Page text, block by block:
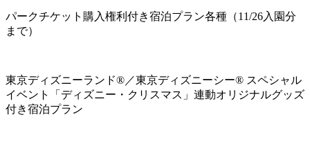
パークチケット購入権利付き宿泊プラン各種（11/26入園分
まで）
東京ディズニーランド®／東京ディズニーシー® スペシャル
イベント「ディズニー・クリスマス」連動オリジナルグッズ
付き宿泊プラン